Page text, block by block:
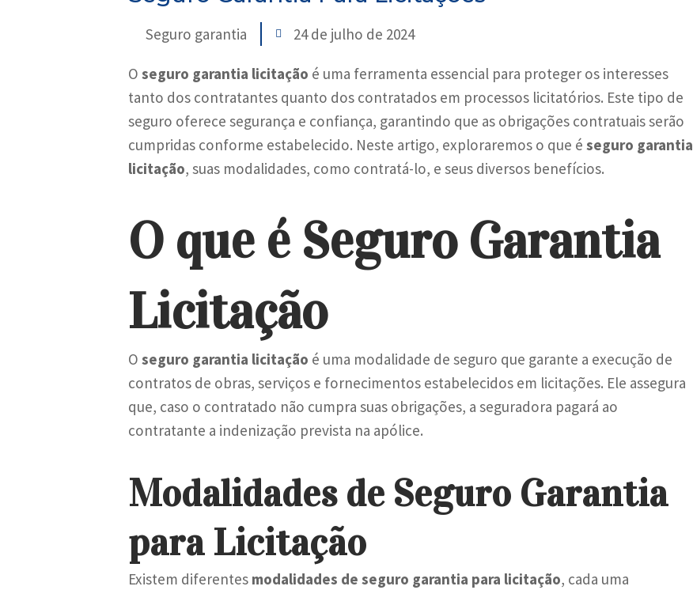
Seguro garantia 24 de julho de 2024
O seguro garantia licitação é uma ferramenta essencial para proteger os interesses
tanto dos contratantes quanto dos contratados em processos licitatórios. Este tipo de
seguro oferece segurança e confiança, garantindo que as obrigações contratuais serão
cumpridas conforme estabelecido. Neste artigo, exploraremos o que é seguro garantia
licitação, suas modalidades, como contratá-lo, e seus diversos benefícios.
O que é Seguro Garantia
Licitação
O seguro garantia licitação é uma modalidade de seguro que garante a execução de
contratos de obras, serviços e fornecimentos estabelecidos em licitações. Ele assegura
que, caso o contratado não cumpra suas obrigações, a seguradora pagará ao
contratante a indenização prevista na apólice.
Modalidades de Seguro Garantia
para Licitação
Existem diferentes modalidades de seguro garantia para licitação, cada uma